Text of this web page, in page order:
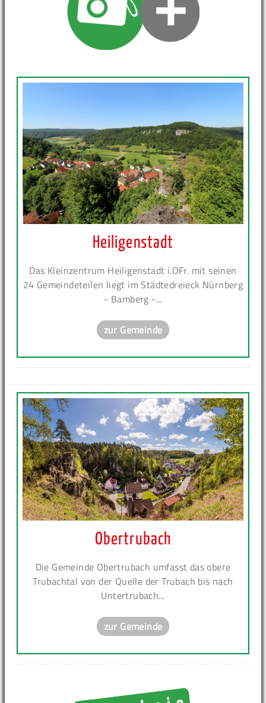
Heiligenstadt
Das Kleinzentrum Heiligenstadt i.OFr. mit seinen
24 Gemeindeteilen liegt im Städtedreieck Nürnberg
- Bamberg -...
zur Gemeinde
Obertrubach
Die Gemeinde Obertrubach umfasst das obere
Trubachtal von der Quelle der Trubach bis nach
Untertrubach...
zur Gemeinde